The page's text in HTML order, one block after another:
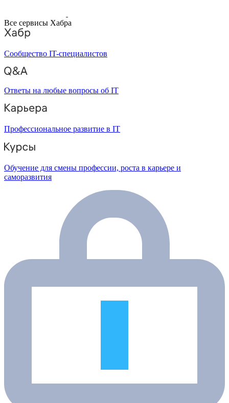
Все сервисы Хабра
Сообщество IT-специалистов
Ответы на любые вопросы об IT
Профессиональное развитие в IT
Обучение для смены профессии, роста в карьере и
саморазвития